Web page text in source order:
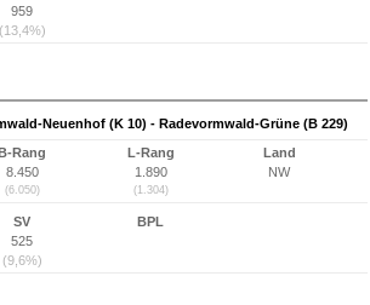
959
(13,4%)
Neuenhof (K 10) - Radevormwald-Grüne (B 229)
B-Rang
8.450
(6.050)
L-Rang
1.890
(1.304)
Land
NW
SV
525
(9,6%)
BPL